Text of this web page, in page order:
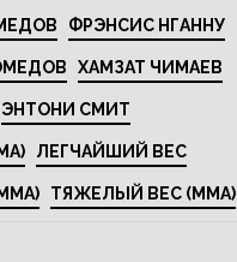
ФРЭНСИС НГАННУ
ХАМЗАТ ЧИМАЕВ
ЭНТОНИ СМИТ
ЛЕГЧАЙШИЙ ВЕС
ТЯЖЕЛЫЙ ВЕС (MMA)